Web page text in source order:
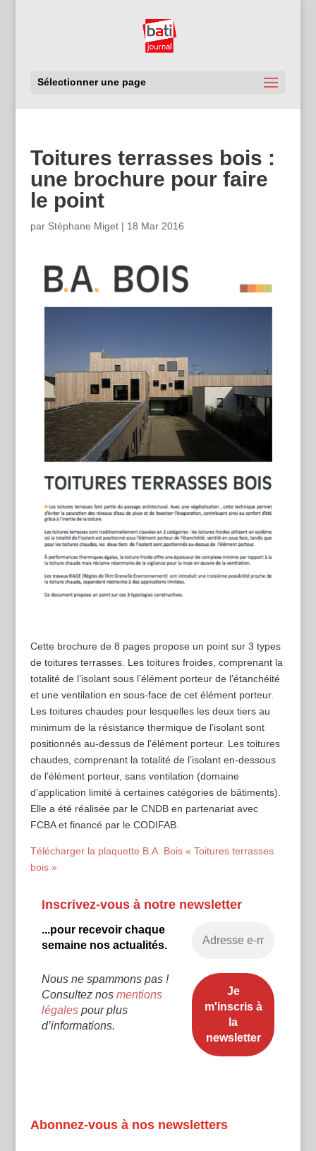
Sélectionner une page
Toitures terrasses bois :
une brochure pour faire
le point
par Stéphane Miget| 18 Mar 2016
Cette brochure de 8 pages propose un point sur 3 types
de toitures terrasses. Les toitures froides, comprenant la
totalité de l’isolant sous l’élément porteur de l’étanchéité
et une ventilation en sous-face de cet élément porteur.
Les toitures chaudes pour lesquelles les deux tiers au
minimum de la résistance thermique de l’isolant sont
positionnés au-dessus de l’élément porteur. Les toitures
chaudes, comprenant la totalité de l’isolant en-dessous
de l’élément porteur, sans ventilation (domaine
d’application limité à certaines catégories de bâtiments).
Elle a été réalisée par le CNDB en partenariat avec
FCBA et financé par le CODIFAB.
Télécharger la plaquette B.A. Bois « Toitures terrasses
bois »
Inscrivez-vous à notre newsletter
...pour recevoir chaque
semaine nos actualités.
Nous ne spammons pas !
Consultez nos mentions
légalespour plus
d’informations.
Abonnez-vous à nos newsletters